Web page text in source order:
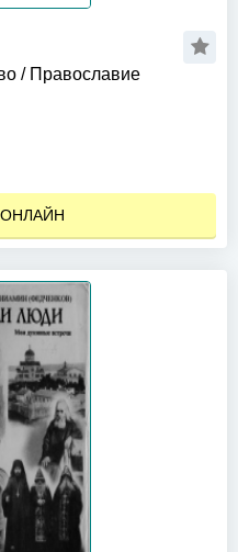
/ Православие